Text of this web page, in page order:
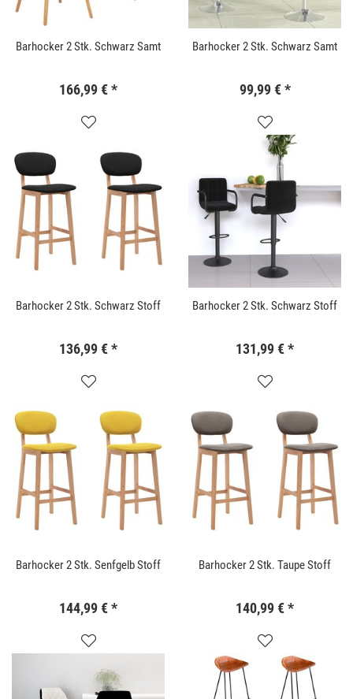
Barhocker 2 Stk. Schwarz Samt
166,99 €*
Barhocker 2 Stk. Schwarz Samt
99,99 € *
Barhocker 2 Stk. Schwarz Stoff
136,99 €*
Barhocker 2 Stk. Schwarz Stoff
131,99 €*
Barhocker 2 Stk. Senfgelb Stoff
144,99 €*
Barhocker 2 Stk. Taupe Stoff
140,99 €*